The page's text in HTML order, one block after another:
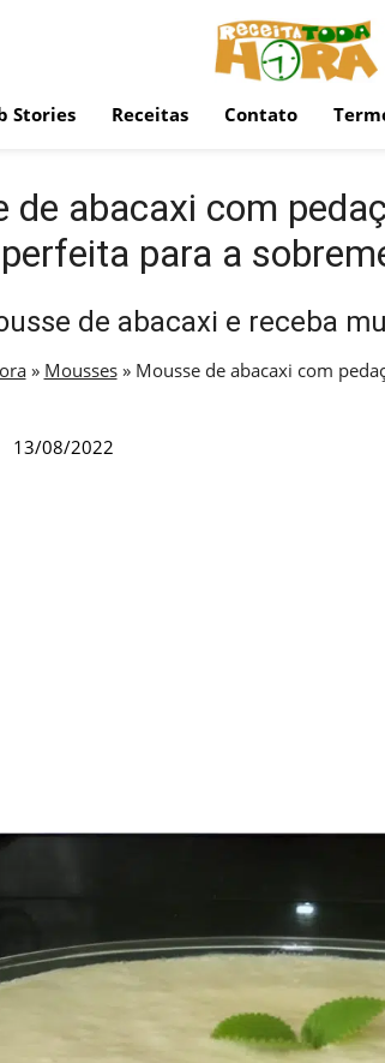
Stories Receitas Contato
de abacaxi com
para a
de abacaxi e receba
» Mousses» Mousse de abacaxi com
13/08/2022